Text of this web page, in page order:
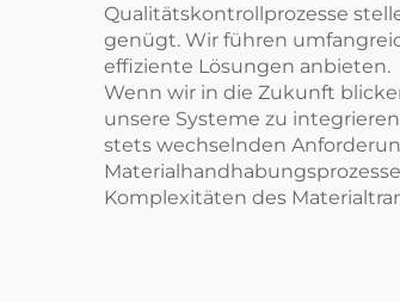
Qualitätskontrollprozesse
genügt. Wir führen
effiziente Lösungen anbieten.
Wenn wir in die Zukunft
unsere Systeme zu
stets wechselnden
Komplexitäten des